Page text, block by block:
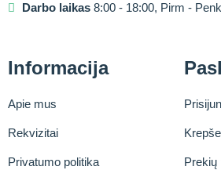
Darbo laikas 8:00 - 18:00, Pirm -
Informacija
Apie mus
Rekvizitai
Privatumo politika Prekių